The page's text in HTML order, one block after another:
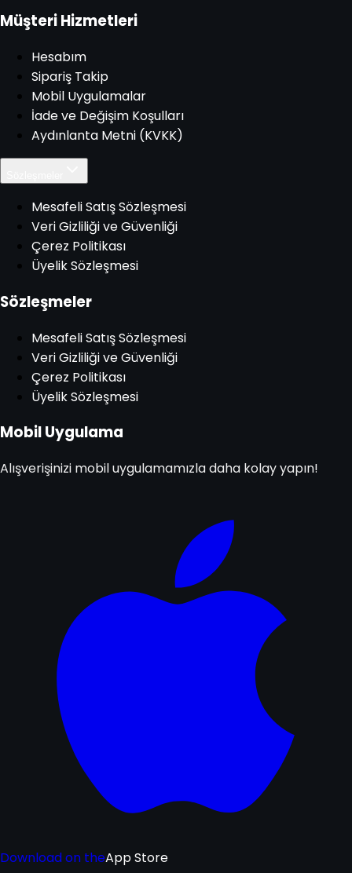
Müşteri Hizmetleri
Hesabım
Sipariş Takip
Mobil Uygulamalar
İade ve Değişim Koşulları
Aydınlanta Metni (KVKK)
Mesafeli Satış Sözleşmesi
Veri Gizliliği ve Güvenliği
Çerez Politikası
Üyelik Sözleşmesi
Sözleşmeler
Mesafeli Satış Sözleşmesi
Veri Gizliliği ve Güvenliği
Çerez Politikası
Üyelik Sözleşmesi
Mobil Uygulama
Alışverişinizi mobil uygulamamızla daha kolay yapın!
Download on theApp Store